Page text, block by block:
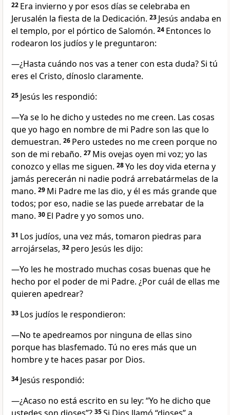
22 Era invierno y por esos días se celebraba en
Jerusalén la fiesta de la Dedicación. 23 Jesús andaba en
el templo, por el pórtico de Salomón. 24 Entonces lo
rodearon los judíos y le preguntaron:
―¿Hasta cuándo nos vas a tener con esta duda? Si tú
eres el Cristo, dínoslo claramente.
25 Jesús les respondió:
―Ya se lo he dicho y ustedes no me creen. Las cosas
que yo hago en nombre de mi Padre son las que lo
demuestran. 26 Pero ustedes no me creen porque no
son de mi rebaño. 27 Mis ovejas oyen mi voz; yo las
conozco y ellas me siguen. 28Yo les doy vida eterna y
jamás perecerán ni nadie podrá arrebatármelas de la
mano. 29 Mi Padre me las dio, y él es más grande que
todos; por eso, nadie se las puede arrebatar de la
mano. 30 El Padre y yo somos uno.
31 Los judíos, una vez más, tomaron piedras para
arrojárselas, 32 pero Jesús les dijo:
―Yo les he mostrado muchas cosas buenas que he
hecho por el poder de mi Padre. ¿Por cuál de ellas me
quieren apedrear?
33 Los judíos le respondieron:
―No te apedreamos por ninguna de ellas sino
porque has blasfemado. Tú no eres más que un
hombre y te haces pasar por Dios.
34 Jesús respondió:
―¿Acaso no está escrito en su ley: “Yo he dicho que
35